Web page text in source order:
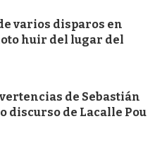
varios disparos en
huir del lugar del
de Sebastián
discurso de Lacalle Pou